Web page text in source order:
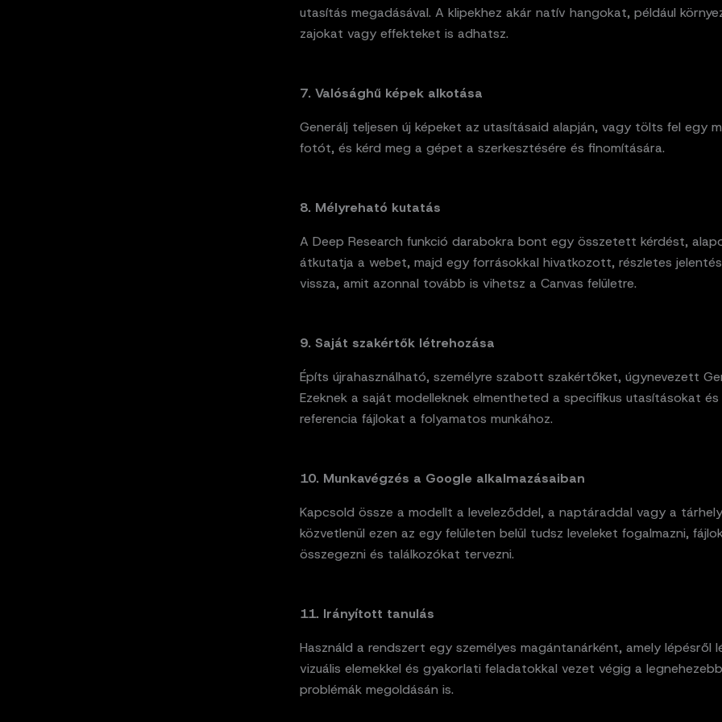
utasítás megadásával. A klipekhez akár natív hangokat, például
zajokat vagy effekteket is adhatsz.
7. Valósághű képek alkotása
Generálj teljesen új képeket az utasításaid alapján, vagy tölts fel egy
fotót, és kérd meg a gépet a szerkesztésére és finomítására.
8. Mélyreható kutatás
A Deep Research funkció darabokra bont egy összetett kérdést,
átkutatja a webet, majd egy forrásokkal hivatkozott, részletes
vissza, amit azonnal tovább is vihetsz a Canvas felületre.
9. Saját szakértők létrehozása
Építs újrahasználható, személyre szabott szakértőket, úgynevezett
Ezeknek a saját modelleknek elmentheted a specifikus utasításokat és
referencia fájlokat a folyamatos munkához.
10. Munkavégzés a Google alkalmazásaiban
Kapcsold össze a modellt a leveleződdel, a naptáraddal vagy a
közvetlenül ezen az egy felületen belül tudsz leveleket fogalmazni,
összegezni és találkozókat tervezni.
11. Irányított tanulás
Használd a rendszert egy személyes magántanárként, amely lépésről
vizuális elemekkel és gyakorlati feladatokkal vezet végig a legnehezebb
problémák megoldásán is.